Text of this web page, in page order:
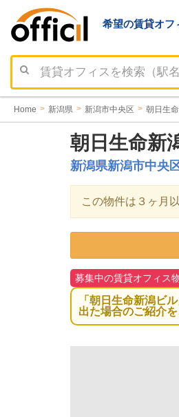
希望の賃貸オフ
Home 新潟県 新潟市中央区 朝日生
朝日生命新
新潟県新潟市中央
この物件は３ヶ月
募集中の賃貸オフィス
「朝日生命新潟ビ
出た場合のご紹介を